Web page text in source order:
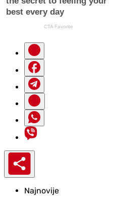
Najnovije